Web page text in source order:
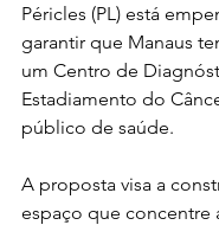
Péricles (PL) está
garantir que Manaus
um Centro de
Estadiamento do
público de saúde.
A proposta visa a
espaço que concentre